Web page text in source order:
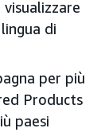
di
per più
Products
paesi